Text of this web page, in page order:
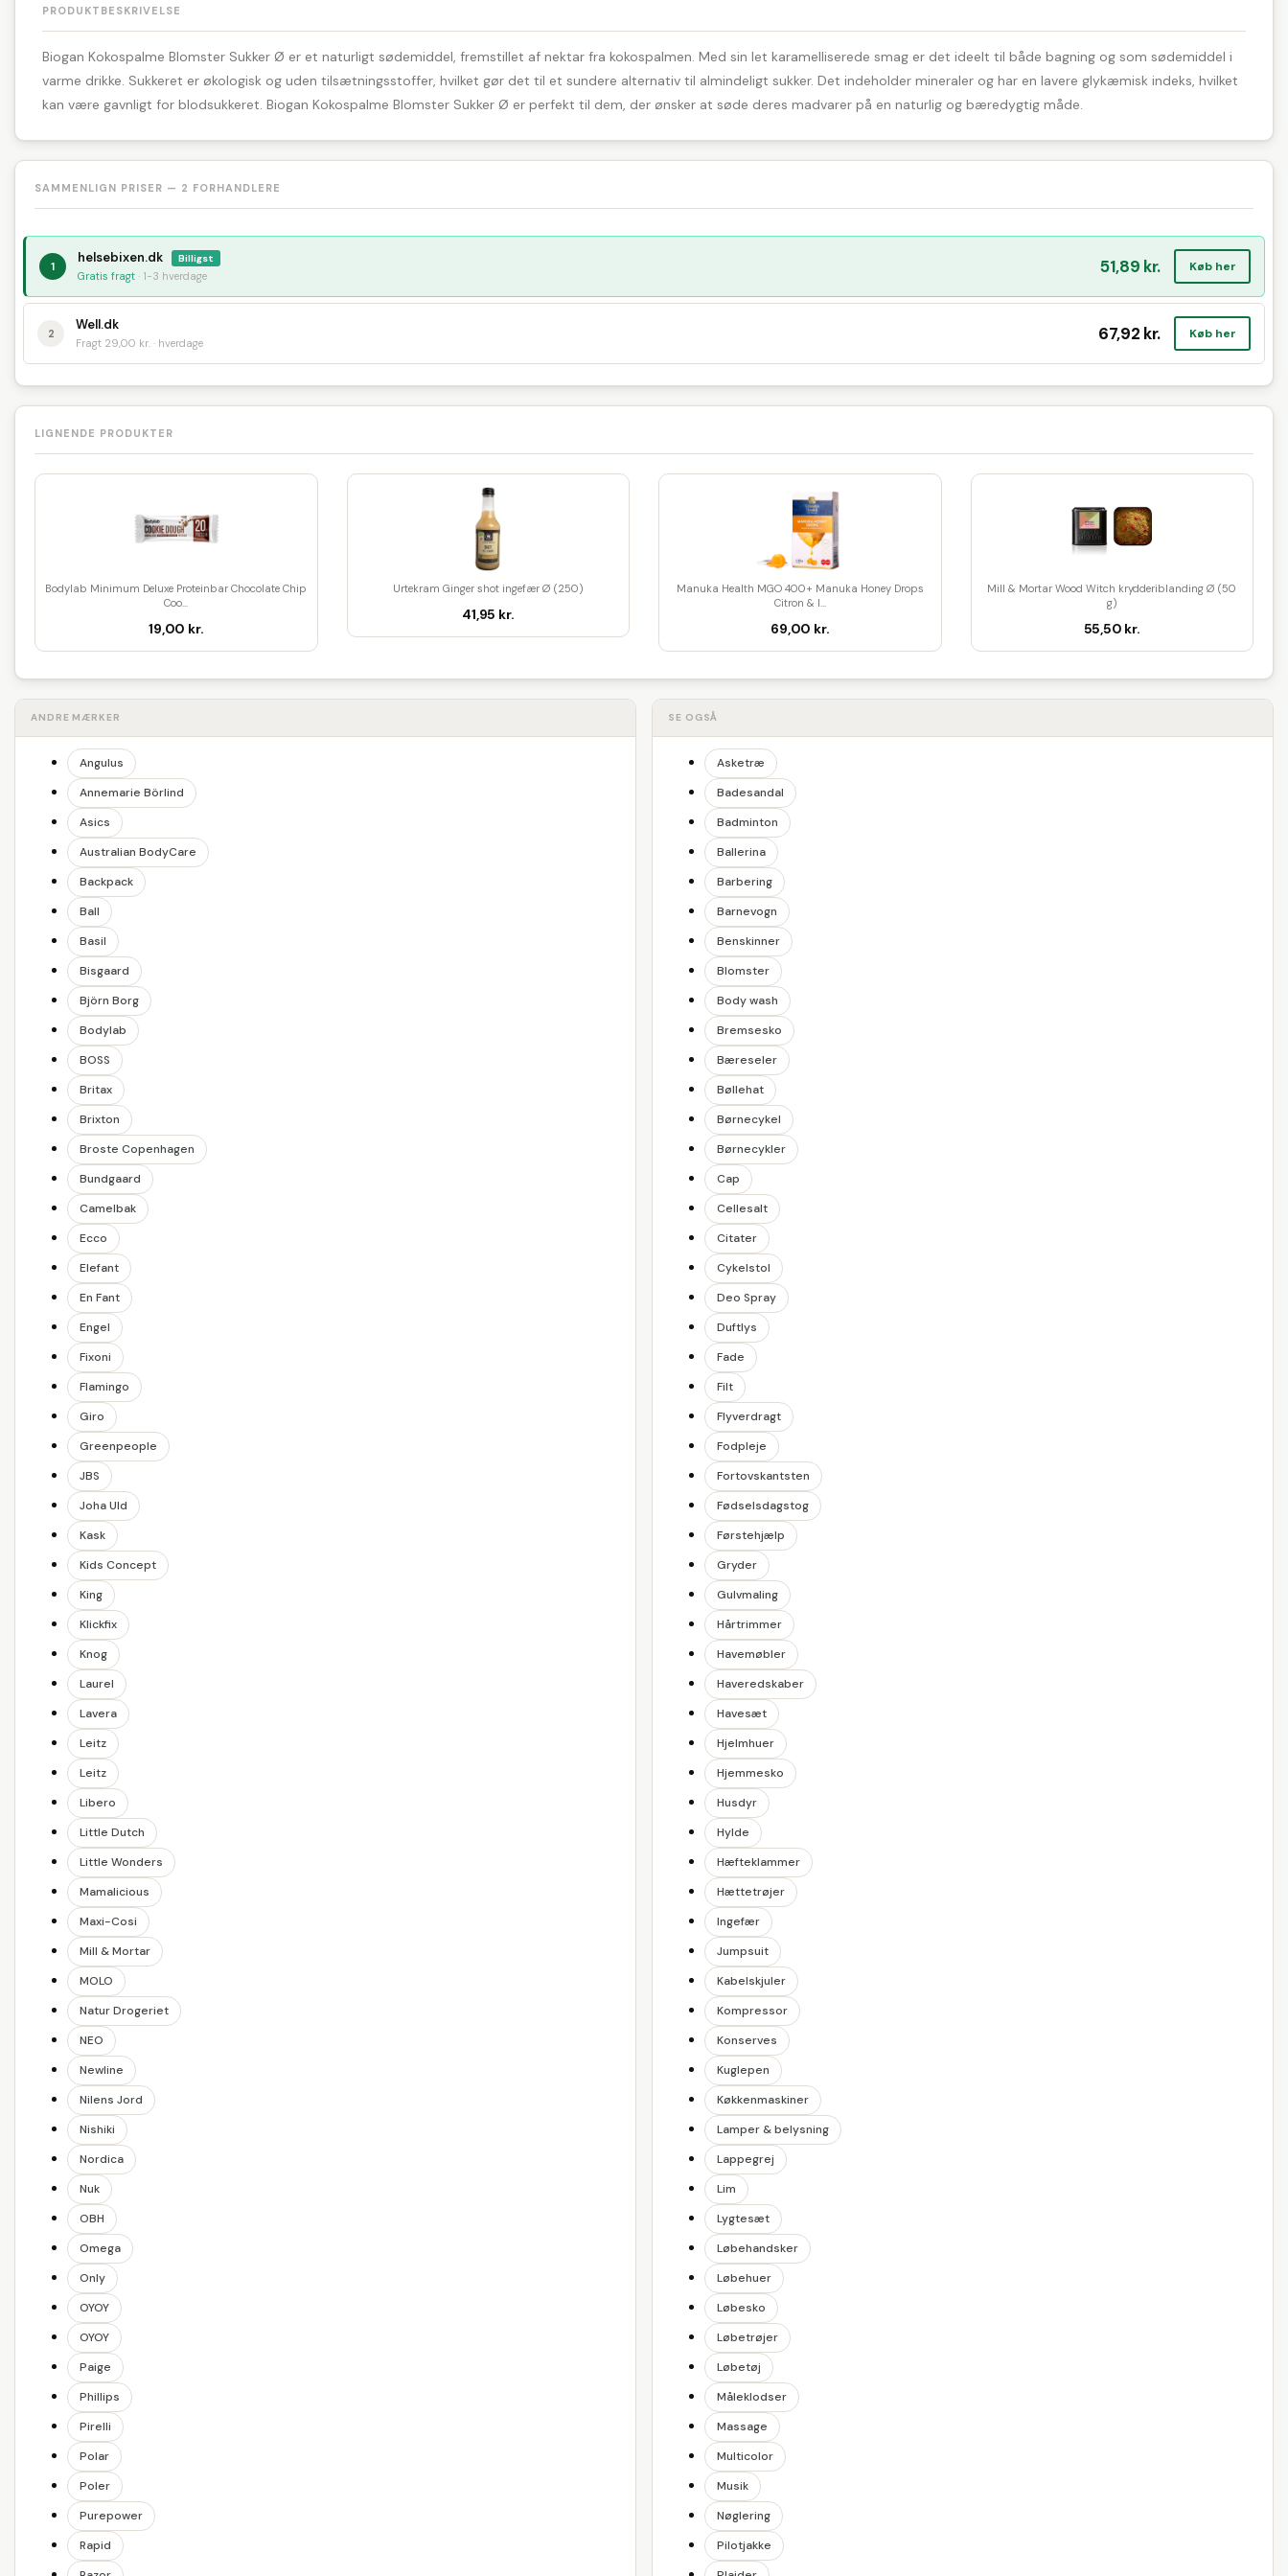
PRODUKTBESKRIVELSE
Biogan Kokospalme Blomster Sukker Ø er et naturligt sødemiddel, fremstillet af nektar fra kokospalmen. Med sin let karamelliserede smag er det ideelt til både bagning og som sødemiddel i
varme drikke. Sukkeret er økologisk og uden tilsætningsstoffer, hvilket gør det til et sundere alternativ til almindeligt sukker. Det indeholder mineraler og har en lavere glykæmisk indeks, hvilket
kan være gavnligt for blodsukkeret. Biogan Kokospalme Blomster Sukker Ø er perfekt til dem, der ønsker at søde deres madvarer på en naturlig og bæredygtig måde.
SAMMENLIGN PRISER — 2 FORHANDLERE
1
helsebixen.dk Billigst
Gratis fragt · 1-3 hverdage 51,89 kr. Køb her
2
Well.dk
Fragt 29,00 kr. · hverdage 67,92 kr. Køb her
LIGNENDE PRODUKTER
Bodylab Minimum Deluxe Proteinbar Chocolate Chip
Coo...
19,00 kr.
Urtekram Ginger shot ingefær Ø (250)
41,95 kr.
Manuka Health MGO 400+ Manuka Honey Drops
Citron & I...
69,00 kr.
Mill & Mortar Wood Witch krydderiblanding Ø (50
g)
55,50 kr.
ANDRE MÆRKER
Angulus
Annemarie Börlind
Asics
Australian BodyCare
Backpack
Ball
Basil
Bisgaard
Björn Borg
Bodylab
BOSS
Britax
Brixton
Broste Copenhagen
Bundgaard
Camelbak
Ecco
Elefant
En Fant
Engel
Fixoni
Flamingo
Giro
Greenpeople
JBS
Joha Uld
Kask
Kids Concept
King
Klickfix
Knog
Laurel
Lavera
Leitz
Leitz
Libero
Little Dutch
Little Wonders
Mamalicious
Maxi-Cosi
Mill & Mortar
MOLO
Natur Drogeriet
NEO
Newline
Nilens Jord
Nishiki
Nordica
Nuk
OBH
Omega
Only
OYOY
OYOY
Paige
Phillips
Pirelli
Polar
Poler
Purepower
Rapid
SE OGSÅ
Asketræ
Badesandal
Badminton
Ballerina
Barbering
Barnevogn
Benskinner
Blomster
Body wash
Bremsesko
Bæreseler
Bøllehat
Børnecykel
Børnecykler
Cap
Cellesalt
Citater
Cykelstol
Deo Spray
Duftlys
Fade
Filt
Flyverdragt
Fodpleje
Fortovskantsten
Fødselsdagstog
Førstehjælp
Gryder
Gulvmaling
Hårtrimmer
Havemøbler
Haveredskaber
Havesæt
Hjelmhuer
Hjemmesko
Husdyr
Hylde
Hæfteklammer
Hættetrøjer
Ingefær
Jumpsuit
Kabelskjuler
Kompressor
Konserves
Kuglepen
Køkkenmaskiner
Lamper & belysning
Lappegrej
Lim
Lygtesæt
Løbehandsker
Løbehuer
Løbesko
Løbetrøjer
Løbetøj
Måleklodser
Massage
Multicolor
Musik
Nøglering
Pilotjakke